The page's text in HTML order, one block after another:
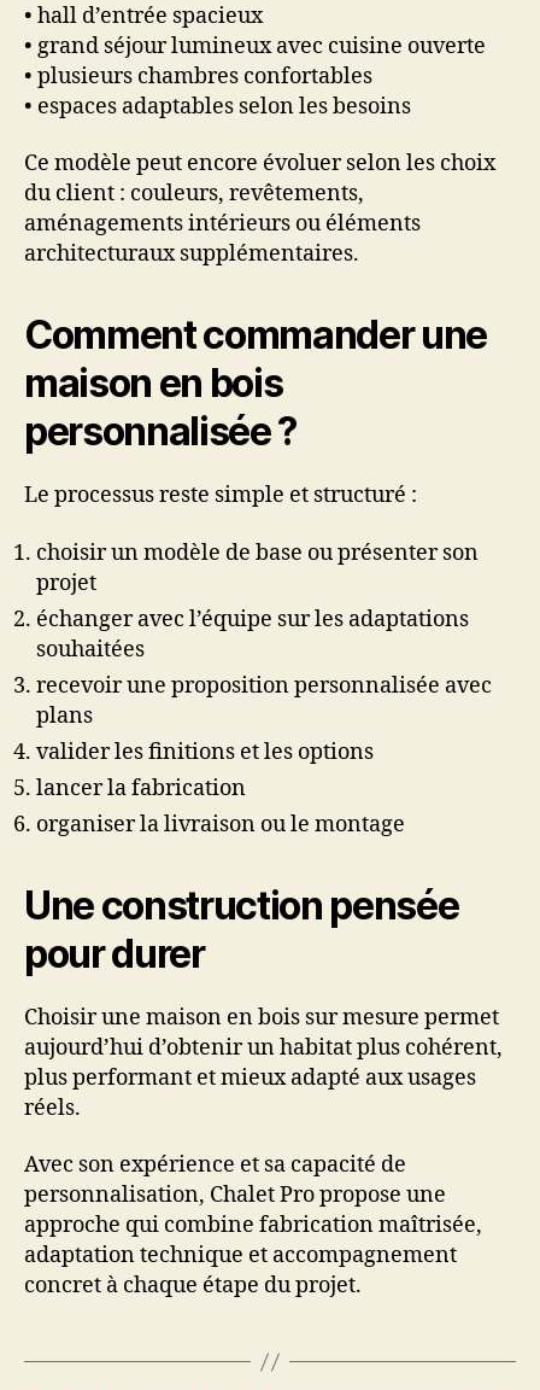
• hall d’entrée spacieux
• grand séjour lumineux avec cuisine ouverte
• plusieurs chambres confortables
• espaces adaptables selon les besoins
Ce modèle peut encore évoluer selon les choix
du client : couleurs, revêtements,
aménagements intérieurs ou éléments
architecturaux supplémentaires.
Comment commander une
maison en bois
personnalisée ?
Le processus reste simple et structuré :
choisir un modèle de base ou présenter son
projet
échanger avec l’équipe sur les adaptations
souhaitées
recevoir une proposition personnalisée avec
plans
valider les finitions et les options
lancer la fabrication
organiser la livraison ou le montage
Une construction pensée
pour durer
Choisir une maison en bois sur mesure permet
aujourd’hui d’obtenir un habitat plus cohérent,
plus performant et mieux adapté aux usages
réels.
Avec son expérience et sa capacité de
personnalisation, Chalet Pro propose une
approche qui combine fabrication maîtrisée,
adaptation technique et accompagnement
concret à chaque étape du projet.